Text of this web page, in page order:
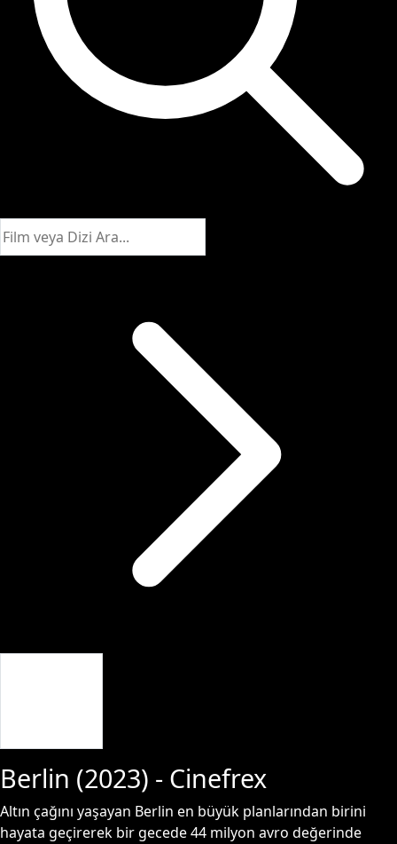
Berlin (2023) - Cinefrex
Altın çağını yaşayan Berlin en büyük planlarından birini
hayata geçirerek bir gecede 44 milyon avro değerinde